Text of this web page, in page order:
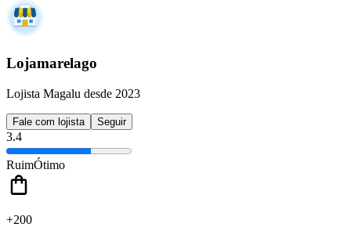
Lojamarelago
Lojista Magalu desde 2023
Fale com lojista Seguir
3.4
RuimÓtimo
+200